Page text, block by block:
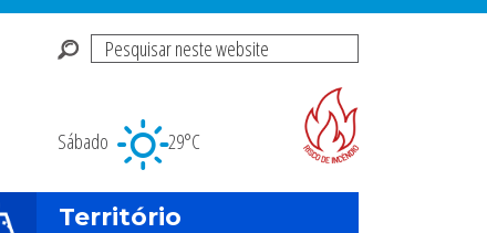
Pesquisar
Sábado
29°C
Território